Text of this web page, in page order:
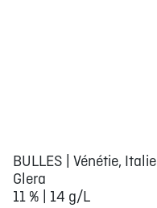
BULLES | Vénétie, Italie
Glera
11 % | 14 g/L